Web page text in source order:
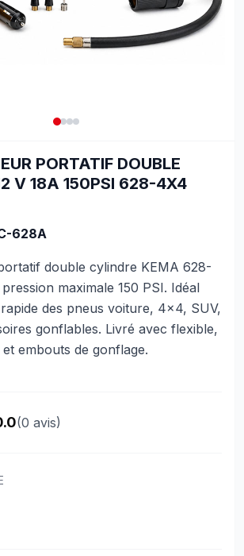
PORTATIF DOUBLE
V 18A 150PSI 628-4X4
628A
double cylindre KEMA 628-
maximale 150 PSI. Idéal
des pneus voiture, 4x4, SUV,
gonflables. Livré avec flexible,
embouts de gonflage.
(0 avis)